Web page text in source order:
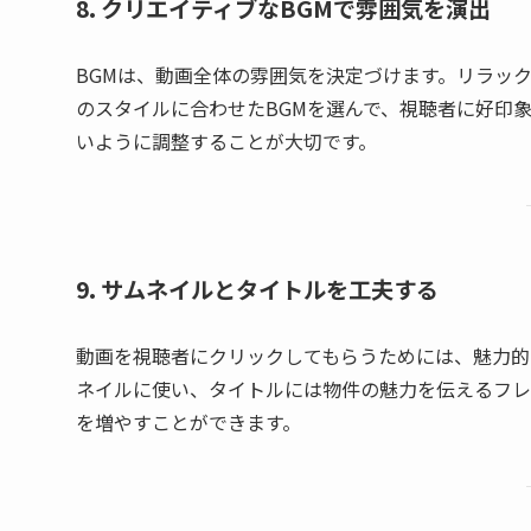
8. クリエイティブなBGMで雰囲気を演出
BGMは、動画全体の雰囲気を決定づけます。リラ
のスタイルに合わせたBGMを選んで、視聴者に好印
いように調整することが大切です。
9. サムネイルとタイトルを工夫する
動画を視聴者にクリックしてもらうためには、魅力
ネイルに使い、タイトルには物件の魅力を伝えるフ
を増やすことができます。